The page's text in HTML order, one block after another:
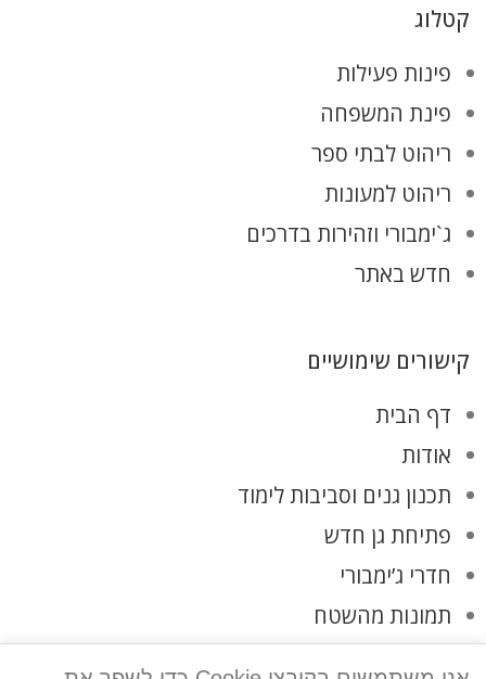
קטלוג
פינות פעילות
פינת המשפחה
ריהוט לבתי ספר
ריהוט למעונות
ג`ימבורי וזהירות בדרכים
חדש באתר
קישורים שימושיים
דף הבית
אודות
תכנון גנים וסביבות לימוד
פתיחת גן חדש
חדרי ג’ימבורי
תמונות מהשטח